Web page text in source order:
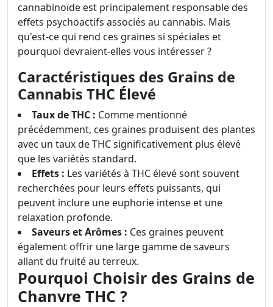
cannabinoïde est principalement responsable des
effets psychoactifs associés au cannabis. Mais
qu'est-ce qui rend ces graines si spéciales et
pourquoi devraient-elles vous intéresser ?
Caractéristiques des Grains de
Cannabis THC Élevé
Taux de THC : Comme mentionné
précédemment, ces graines produisent des plantes
avec un taux de THC significativement plus élevé
que les variétés standard.
Effets : Les variétés à THC élevé sont souvent
recherchées pour leurs effets puissants, qui
peuvent inclure une euphorie intense et une
relaxation profonde.
Saveurs et Arômes : Ces graines peuvent
également offrir une large gamme de saveurs
allant du fruité au terreux.
Pourquoi Choisir des Grains de
Chanvre THC ?